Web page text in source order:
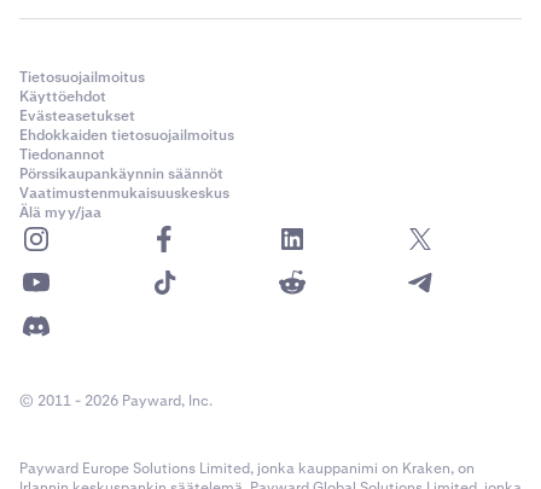
Tietosuojailmoitus
Käyttöehdot
Evästeasetukset
Ehdokkaiden tietosuojailmoitus
Tiedonannot
Pörssikaupankäynnin säännöt
Vaatimustenmukaisuuskeskus
Älä myy/jaa
© 2011 - 2026 Payward, Inc.
Payward Europe Solutions Limited, jonka kauppanimi on Kraken, on